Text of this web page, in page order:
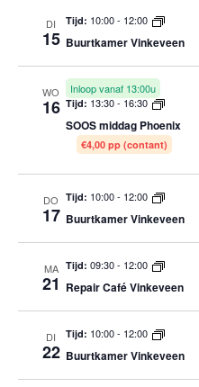
DI
15
Tijd: 10:00- 12:00
Buurtkamer Vinkeveen
WO
16
Inloop vanaf 13:00u
Tijd: 13:30-16:30
SOOS middag Phoenix
€4,00 pp (contant)
DO
17
Tijd: 10:00- 12:00
Buurtkamer Vinkeveen
MA
21
Tijd: 09:30- 12:00
Repair Café Vinkeveen
DI
22
Tijd: 10:00- 12:00
Buurtkamer Vinkeveen